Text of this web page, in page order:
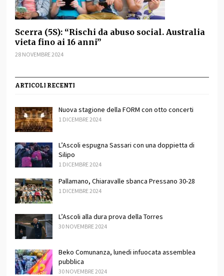
Scerra (5S): “Rischi da abuso social. Australia
vieta fino ai 16 anni”
28 NOVEMBRE 2024
ARTICOLI RECENTI
Nuova stagione della FORM con otto concerti
1 DICEMBRE 2024
L’Ascoli espugna Sassari con una doppietta di
Silipo
1 DICEMBRE 2024
Pallamano, Chiaravalle sbanca Pressano 30-28
1 DICEMBRE 2024
L’Ascoli alla dura prova della Torres
30 NOVEMBRE 2024
Beko Comunanza, lunedi infuocata assemblea
pubblica
30 NOVEMBRE 2024